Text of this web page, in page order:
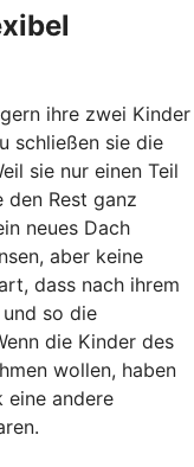
ihre zwei Kinder
schließen sie die
sie nur einen Teil
den Rest ganz
neues Dach
aber keine
dass nach ihrem
so die
die Kinder des
wollen, haben
eine andere